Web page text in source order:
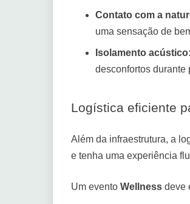
Contato com a
uma sensação de
Isolamento acústico:
desconfortos durante
Logística eficiente
Além da infraestrutura, a
e tenha uma experiência
Um evento Wellness deve